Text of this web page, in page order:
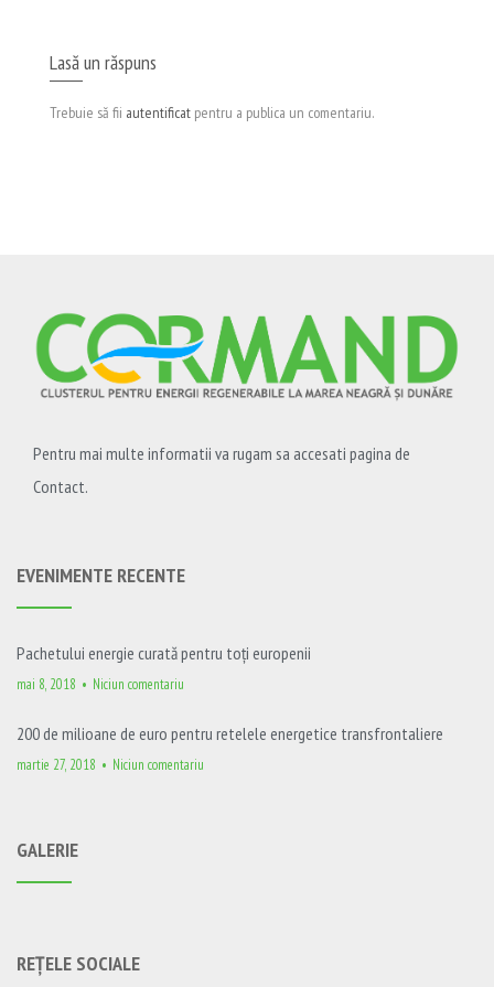
Lasă un răspuns
Trebuie să fii autentificat pentru a publica un comentariu.
Pentru mai multe informatii va rugam sa accesati pagina de
Contact.
EVENIMENTE RECENTE
Pachetului energie curată pentru toți europenii
mai 8, 2018 Niciun comentariu
200 de milioane de euro pentru retelele energetice transfrontaliere
martie 27, 2018 Niciun comentariu
GALERIE
REȚELE SOCIALE